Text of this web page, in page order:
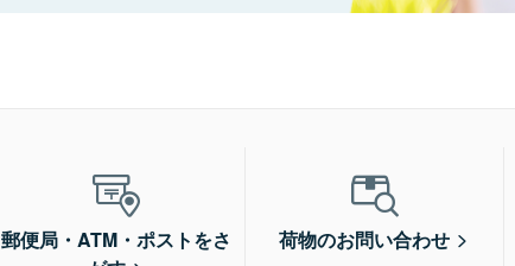
郵便局・ATM・ポストをさ
荷物のお問い合わせ